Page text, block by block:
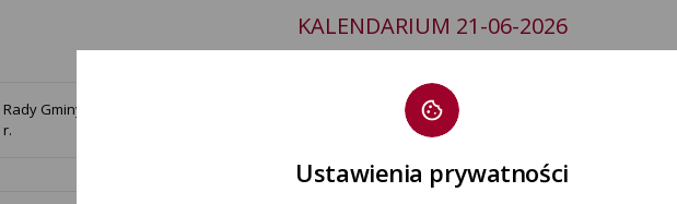
KALENDARIUM 21-06-2026
Gminy Kwilcz w okręgu wyborczym nr 13 zarządzone
Ustawienia prywatności